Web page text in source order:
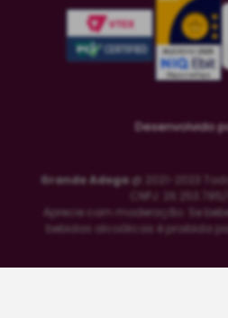
Desenvolvido
Grande Adega @ 2021-2023
CNPJ:
Aprecie com moderação. Se
bebidas alcoólicas é proibida